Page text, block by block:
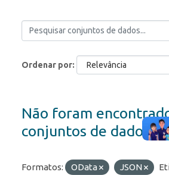
Ordenar por
Não foram
conjuntos de dados
Formatos: OData JSON